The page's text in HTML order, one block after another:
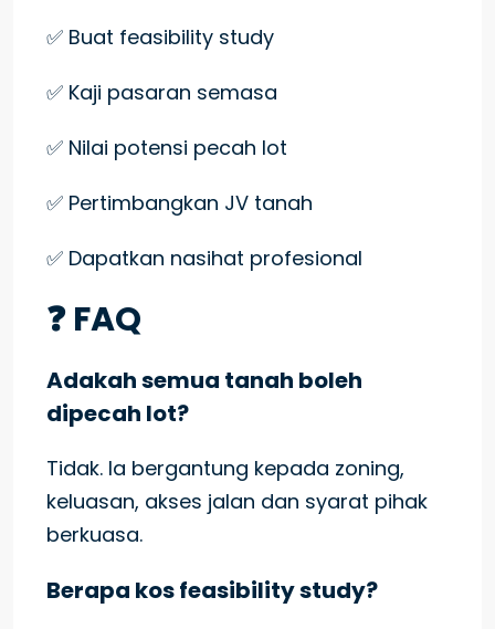
✅ Buat feasibility study
✅ Kaji pasaran semasa
✅ Nilai potensi pecah lot
✅ Pertimbangkan JV tanah
✅ Dapatkan nasihat profesional
❓ FAQ
Adakah semua tanah boleh
dipecah lot?
Tidak. Ia bergantung kepada zoning,
keluasan, akses jalan dan syarat pihak
berkuasa.
Berapa kos feasibility study?